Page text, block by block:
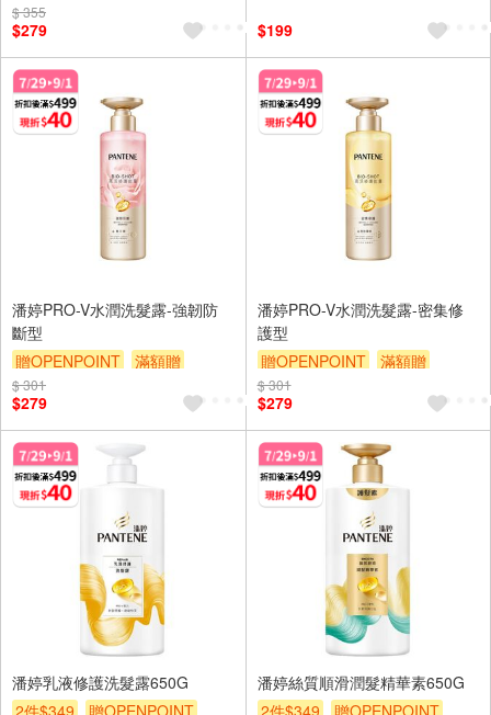
滿額折
$ 355
$279
$199
潘婷PRO-V水潤洗髮露-強韌防
斷型
贈OPENPOINT
滿額贈
滿額折
$ 301
$279
潘婷PRO-V水潤洗髮露-密集修
護型
贈OPENPOINT
滿額贈
滿額折
$ 301
$279
潘婷乳液修護洗髮露650G
2件$349
贈OPENPOINT
潘婷絲質順滑潤髮精華素650G
2件$349
贈OPENPOINT